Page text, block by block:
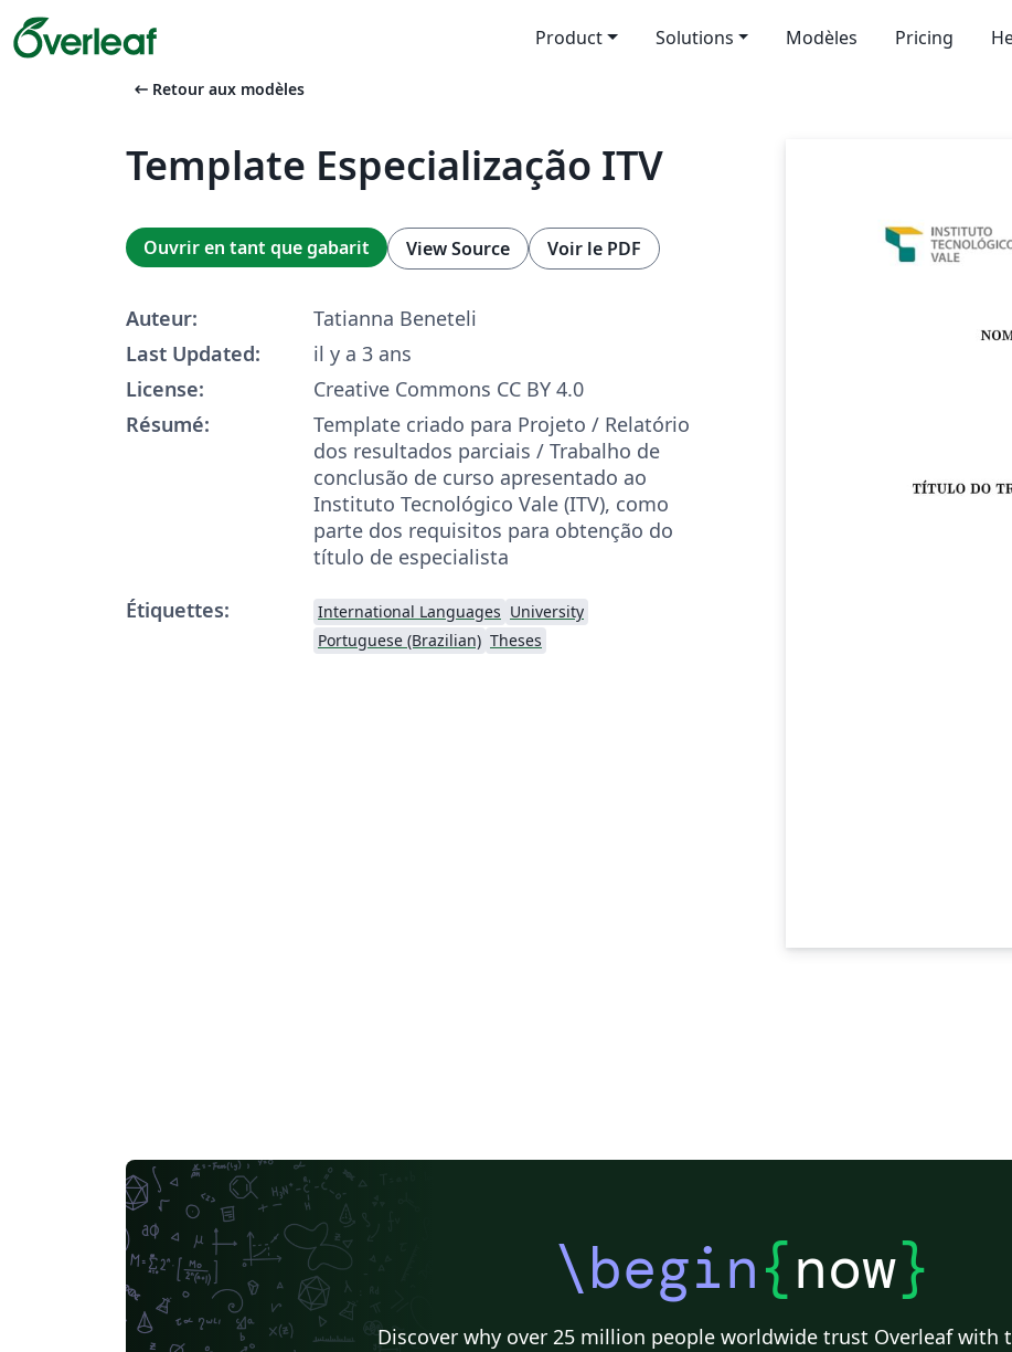
Product Solutions Modèles Pricing
arrow_left_alt Retour aux modèles
Template Especialização ITV
Ouvrir en tant que gabarit View Source Voir le PDF
Auteur:
Tatianna Beneteli
Last Updated:
il y a 3 ans
License:
Creative Commons CC BY 4.0
Résumé:
Template criado para Projeto / Relatório
dos resultados parciais / Trabalho de
conclusão de curso apresentado ao
Instituto Tecnológico Vale (ITV), como
parte dos requisitos para obtenção do
título de especialista
Étiquettes:
International Languages University
Portuguese (Brazilian) Theses
\begin{now}
Discover why over 25 million people worldwide trust Overleaf with